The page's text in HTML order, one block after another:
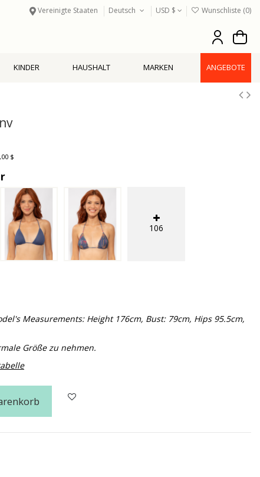
Vereinigte Staaten Deutsch USD $ Wunschliste (0)
KINDER HAUSHALT MARKEN ANGEBOTE
$
106
Measurements: Height 176cm, Bust: 79cm, Hips 95.5cm,
Größe zu nehmen.